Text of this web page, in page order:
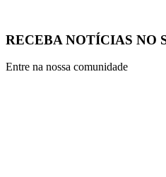
RECEBA NOTÍCIAS NO
Entre na nossa comunidade